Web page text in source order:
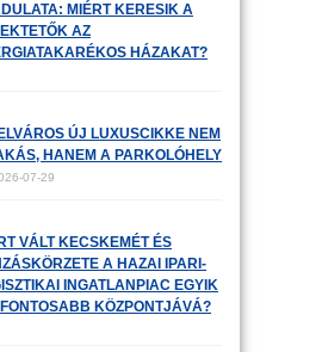
MIÉRT KERESIK A
AZ
HÁZAKAT?
ÚJ LUXUSCIKKE NEM
HANEM A PARKOLÓHELY
07-29
VÁLT KECSKEMÉT ÉS
A HAZAI IPARI-
INGATLANPIAC EGYIK
KÖZPONTJÁVÁ?